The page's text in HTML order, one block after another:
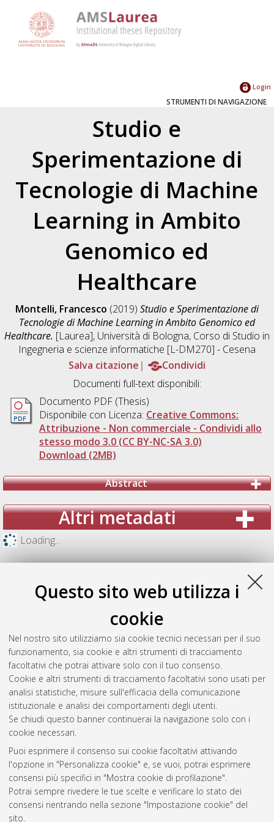
Questo sito web utilizza i
cookie
Nel nostro sito utilizziamo sia cookie tecnici necessari per il suo
funzionamento, sia cookie e altri strumenti di tracciamento
facoltativi che potrai attivare solo con il tuo consenso.
Cookie e altri strumenti di tracciamento facoltativi sono usati per
analisi statistiche, misure sull'efficacia della comunicazione
istituzionale e analisi dei comportamenti degli utenti.
Se chiudi questo banner continuerai la navigazione solo con i
cookie necessari.
Puoi esprimere il consenso sui cookie facoltativi attivando
l'opzione in "Personalizza cookie" e, se vuoi, potrai esprimere
consensi più specifici in "Mostra cookie di profilazione".
Potrai sempre rivedere le tue scelte e verificare lo stato dei
consensi rientrando nella sezione "Impostazione cookie" del
sito.
Login
STRUMENTI DI NAVIGAZIONE
Studio e
Sperimentazione di
Tecnologie di Machine
Learning in Ambito
Genomico ed
Healthcare
Montelli, Francesco (2019) Studio e Sperimentazione di
Tecnologie di Machine Learning in Ambito Genomico ed
Healthcare. [Laurea], Università di Bologna, Corso di Studio in
Ingegneria e scienze informatiche [L-DM270] - Cesena
Salva citazione
Condividi
Documenti full-text disponibili:
Documento PDF (Thesis)
Disponibile con Licenza: Creative Commons:
Attribuzione - Non commerciale - Condividi allo
stesso modo 3.0 (CC BY-NC-SA 3.0)
Download (2MB)
Abstract
Altri metadati
Loading...
Gestione del documento:
Atom
Rss 1.0
Rss 2.0